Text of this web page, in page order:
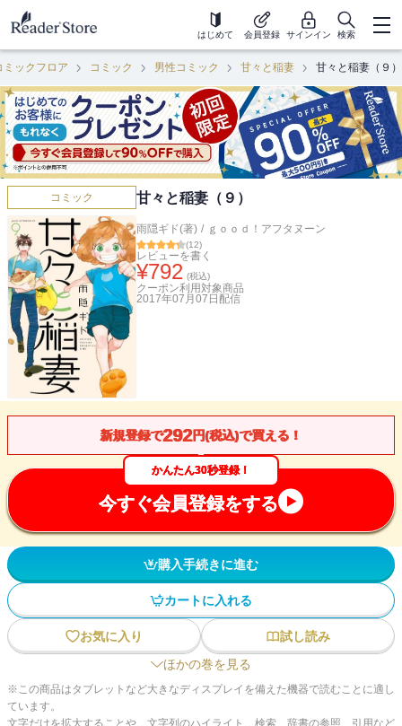
はじめて 会員登録 サインイン 検索
ミックフロア コミック 男性コミック 甘々と稲妻 甘々と稲妻（９）
コミック 甘々と稲妻（９）
雨隠ギド(著) / ｇｏｏｄ！アフタヌーン
(12)
レビューを書く
¥792 (税込)
クーポン利用対象商品
2017年07月07日 配信
新規登録で292円(税込)で買える！
かんたん30秒登録！
今すぐ会員登録をする
購入手続きに進む
カートに入れる
お気に入り
試し読み
ほかの巻を見る
※この商品はタブレットなど大きなディスプレイを備えた機器で読むことに適し
ています。
文字だけを拡大することや、文字列のハイライト、検索、辞書の参照、引用など